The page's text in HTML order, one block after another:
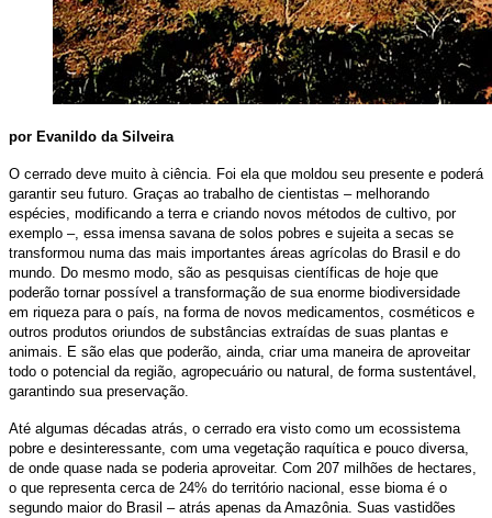
por Evanildo da Silveira
O cerrado deve muito à ciência. Foi ela que moldou seu presente e poderá
garantir seu futuro. Graças ao trabalho de cientistas – melhorando
espécies, modificando a terra e criando novos métodos de cultivo, por
exemplo –, essa imensa savana de solos pobres e sujeita a secas se
transformou numa das mais importantes áreas agrícolas do Brasil e do
mundo. Do mesmo modo, são as pesquisas científicas de hoje que
poderão tornar possível a transformação de sua enorme biodiversidade
em riqueza para o país, na forma de novos medicamentos, cosméticos e
outros produtos oriundos de substâncias extraídas de suas plantas e
animais. E são elas que poderão, ainda, criar uma maneira de aproveitar
todo o potencial da região, agropecuário ou natural, de forma sustentável,
garantindo sua preservação.
Até algumas décadas atrás, o cerrado era visto como um ecossistema
pobre e desinteressante, com uma vegetação raquítica e pouco diversa,
de onde quase nada se poderia aproveitar. Com 207 milhões de hectares,
o que representa cerca de 24% do território nacional, esse bioma é o
segundo maior do Brasil – atrás apenas da Amazônia. Suas vastidões